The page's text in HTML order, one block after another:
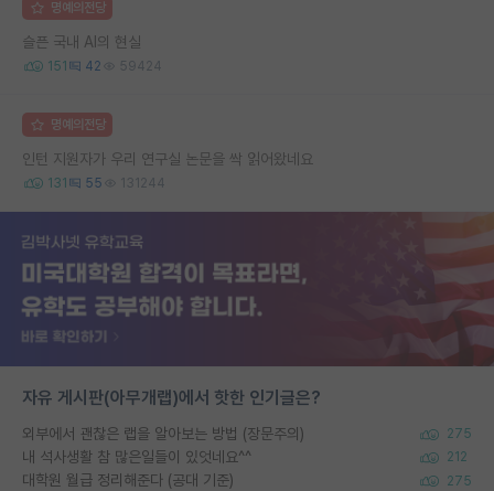
명예의전당
슬픈 국내 AI의 현실
151 42 59424
명예의전당
인턴 지원자가 우리 연구실 논문을 싹 읽어왔네요
131 55 131244
자유 게시판(아무개랩)에서 핫한 인기글은?
외부에서 괜찮은 랩을 알아보는 방법 (장문주의) 275
내 석사생활 참 많은일들이 있엇네요^^ 212
대학원 월급 정리해준다 (공대 기준) 275